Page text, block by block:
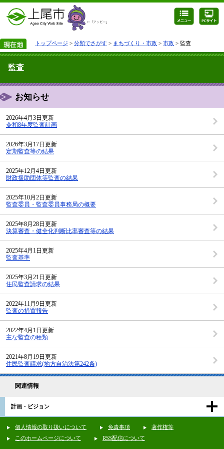
トップページ > 分類でさがす > まちづくり・市政 > 市政 > 監査
監査
お知らせ
2026年4月3日更新
令和8年度監査計画
2026年3月17日更新
定期監査等の結果
2025年12月4日更新
財政援助団体等監査の結果
2025年10月2日更新
監査委員・監査委員事務局の概要
2025年8月28日更新
決算審査・健全化判断比率審査等の結果
2025年4月1日更新
監査基準
2025年3月21日更新
住民監査請求の結果
2022年11月9日更新
監査の措置報告
2022年4月1日更新
主な監査の種類
2021年8月19日更新
住民監査請求(地方自治法第242条)
関連情報
計画・ビジョン
個人情報の取り扱いについて 免責事項
著作権等
このホームページについて
RSS配信について